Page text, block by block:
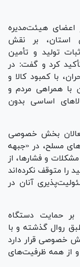
اعضای هیئت‌مدیره
استان، بر نقش
تولید و تأمین
کرد و گفت: در
با کمبود کالا و
با همراهی مردم و
اساسی بدون
فعالان بخش خصوصی
مسلح، در «جبهه
و فشارها، از
را متوقف نکرده‌اند
آنان در
بر حمایت دستگاه
روال گذشته و با
خصوصی قرار دارد
و از همه ظرفیت‌های